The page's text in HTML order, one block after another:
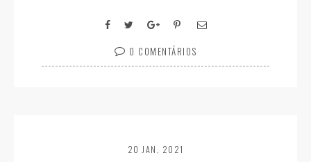
0 COMENTÁRIOS
20 JAN, 2021